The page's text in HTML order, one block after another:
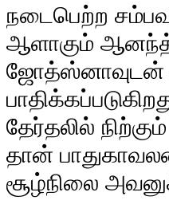
நடைபெற்ற
ஆளாகும்
ஜோத்ஸ்னாவுடன்
தேர்தலில்
தான்
சூழ்நிலை